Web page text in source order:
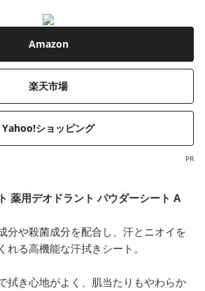
Amazon
楽天市場
Yahoo!ショッピング
PR
薬用デオドラント パウダーシート A
分や殺菌成分を配合し、汗とニオイを
れる高機能な汗拭きシート。
拭き心地がよく、肌当たりもやわらか